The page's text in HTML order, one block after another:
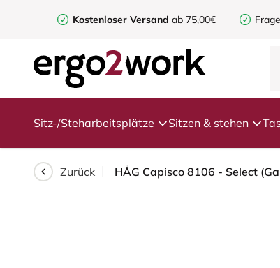
Kostenloser Versand ab 75,00€
Sitz-/Steharbeitsplätze Sitzen & stehen
Zurück HÅG Capisco 8106 - Select